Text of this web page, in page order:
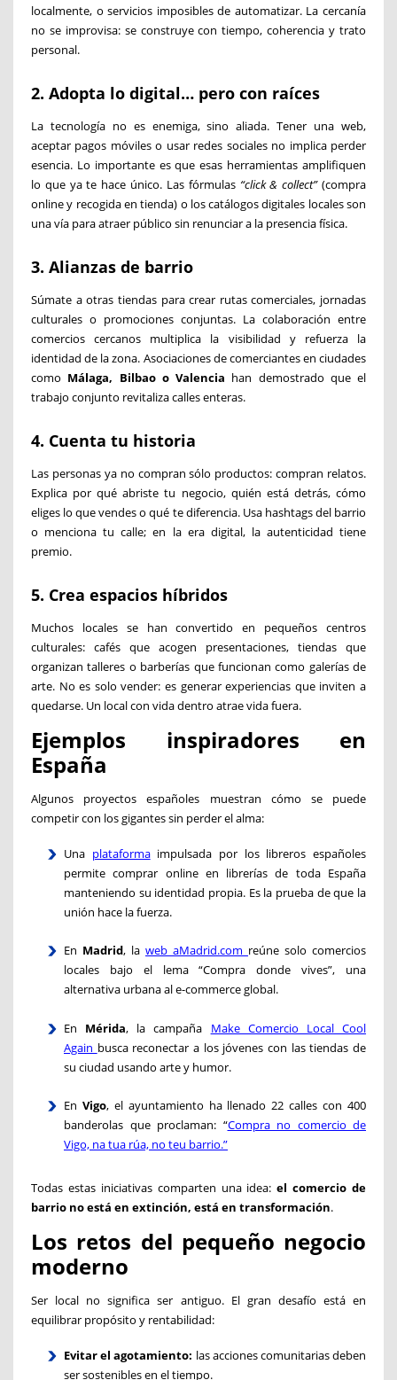
localmente, o servicios imposibles de automatizar. La cercanía
no se improvisa: se construye con tiempo, coherencia y trato
personal.
2. Adopta lo digital… pero con raíces
La tecnología no es enemiga, sino aliada. Tener una web,
aceptar pagos móviles o usar redes sociales no implica perder
esencia. Lo importante es que esas herramientas amplifiquen
lo que ya te hace único. Las fórmulas “click & collect”(compra
online y recogida en tienda) o los catálogos digitales locales son
una vía para atraer público sin renunciar a la presencia física.
3. Alianzas de barrio
Súmate a otras tiendas para crear rutas comerciales, jornadas
culturales o promociones conjuntas. La colaboración entre
comercios cercanos multiplica la visibilidad y refuerza la
identidad de la zona. Asociaciones de comerciantes en ciudades
como Málaga, Bilbao o Valencia han demostrado que el
trabajo conjunto revitaliza calles enteras.
4. Cuenta tu historia
Las personas ya no compran sólo productos: compran relatos.
Explica por qué abriste tu negocio, quién está detrás, cómo
eliges lo que vendes o qué te diferencia. Usa hashtags del barrio
o menciona tu calle; en la era digital, la autenticidad tiene
premio.
5. Crea espacios híbridos
Muchos locales se han convertido en pequeños centros
culturales: cafés que acogen presentaciones, tiendas que
organizan talleres o barberías que funcionan como galerías de
arte. No es solo vender: es generar experiencias que inviten a
quedarse. Un local con vida dentro atrae vida fuera.
Ejemplos inspiradores en
España
Algunos proyectos españoles muestran cómo se puede
competir con los gigantes sin perder el alma:
Una plataformaimpulsada por los libreros españoles
permite comprar online en librerías de toda España
manteniendo su identidad propia. Es la prueba de que la
unión hace la fuerza.
En Madrid, la web aMadrid.com reúne solo comercios
locales bajo el lema “Compra donde vives”, una
alternativa urbana al e-commerce global.
En Mérida, la campaña Make Comercio Local Cool
Again busca reconectar a los jóvenes con las tiendas de
su ciudad usando arte y humor.
En Vigo, el ayuntamiento ha llenado 22 calles con 400
banderolas que proclaman: “Compra no comercio de
Vigo, na tua rúa, no teu barrio.”
Todas estas iniciativas comparten una idea:el comercio de
barrio no está en extinción, está en transformación.
Los retos del pequeño negocio
moderno
Ser local no significa ser antiguo. El gran desafío está en
equilibrar propósito y rentabilidad:
Evitar el agotamiento: las acciones comunitarias deben
ser sostenibles en el tiempo.